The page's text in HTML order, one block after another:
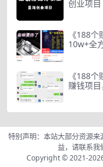
创业项目
《188
10w+全
《188
赚钱项
特别声明：本站大部分资源
益，请联系我
Copyright © 2021-